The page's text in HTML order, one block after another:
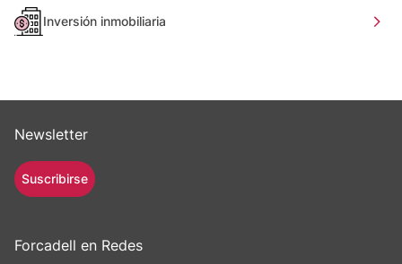
Inversión inmobiliaria
Newsletter
Suscribirse
Forcadell en Redes